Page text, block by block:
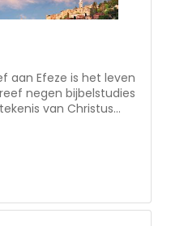
aan Efeze is het leven
negen bijbelstudies
van Christus
mens. Hij is het
waarin we als
liefde mogen